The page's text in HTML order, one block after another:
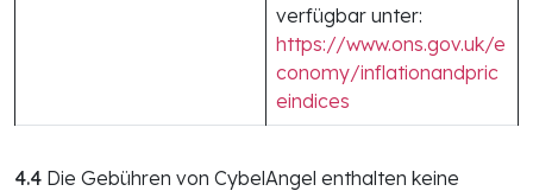
verfügbar unter:
https://www.ons.gov.uk/e
conomy/inflationandpric
eindices
4.4 Die Gebühren von CybelAngel enthalten keine